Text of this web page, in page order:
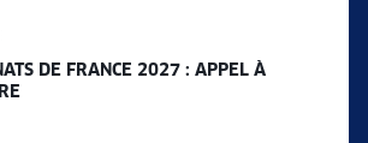
DE FRANCE 2027 : APPEL À